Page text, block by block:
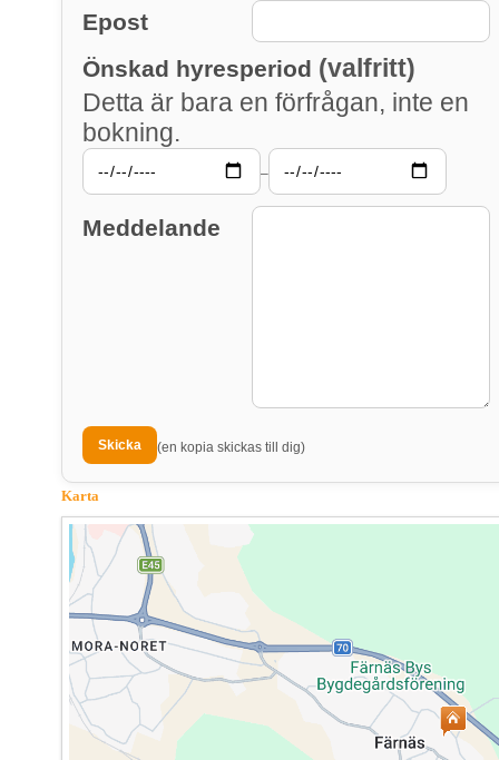
Epost
Önskad hyresperiod (valfritt)
Detta är bara en förfrågan, inte en
bokning.
–
Meddelande
(en kopia skickas till dig)
Karta